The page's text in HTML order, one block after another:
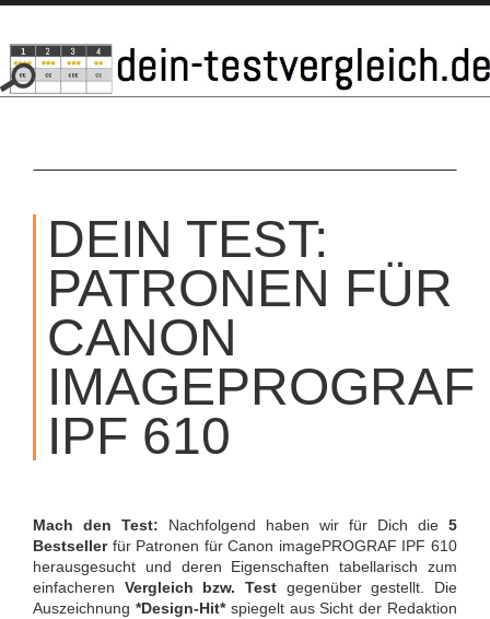
SKIP
CONTENT
DEIN TEST:
PATRONEN FÜR
CANON
IMAGEPROGRAF
IPF 610
Mach den Test: Nachfolgend haben wir für Dich die 5
Bestsellerfür Patronen für Canon imagePROGRAF IPF 610
herausgesucht und deren Eigenschaften tabellarisch zum
einfacheren Vergleich bzw. Test gegenüber gestellt. Die
Auszeichnung *Design-Hit*spiegelt aus Sicht der Redaktion